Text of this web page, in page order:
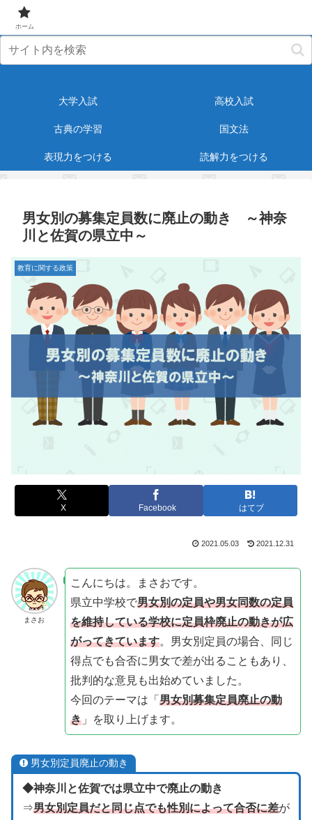
大学入試 高校入試
古典の学習 国文法
表現力をつける 読解力をつける
男女別の募集定員数に廃止の動き ～神奈
川と佐賀の県立中～
教育に関する政策
X Facebook はてブ
2021.05.03 2021.12.31
まさお
こんにちは。まさおです。
県立中学校で男女別の定員や男女同数の定員
を維持している学校に定員枠廃止の動きが広
がってきています。男女別定員の場合、同じ
得点でも合否に男女で差が出ることもあり、
批判的な意見も出始めていました。
今回のテーマは「 男女別募集定員廃止の動
き」を取り上げます。
男女別定員廃止の動き
◆神奈川と佐賀では県立中で廃止の動き
⇒男女別定員だと同じ点でも性別によって合否に差が
ホーム